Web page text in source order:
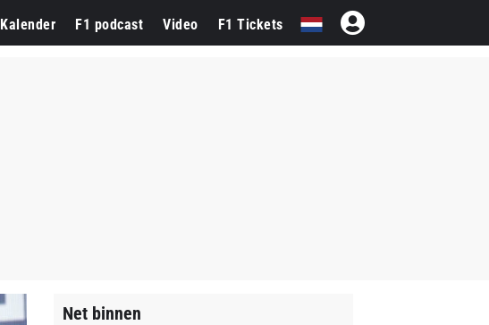
Kalender F1 podcast Video F1 Tickets
Net binnen